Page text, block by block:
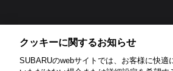
クッキーに関するお知らせ​
SUBARUのwebサイトでは、お客様に快